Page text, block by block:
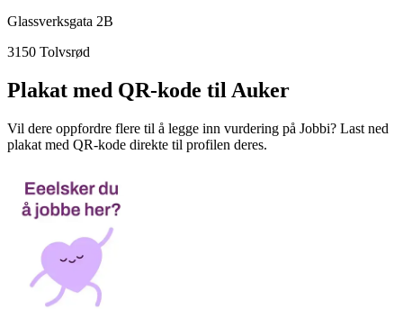
Glassverksgata 2B
3150 Tolvsrød
Plakat med QR-kode til Auker
Vil dere oppfordre flere til å legge inn vurdering på Jobbi? Last ned
plakat med QR-kode direkte til profilen deres.